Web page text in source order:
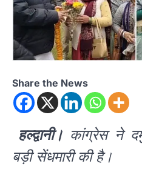
Share the News
हल्द्वानी। कांग्रेस ने
बड़ी सेंधमारी की है।